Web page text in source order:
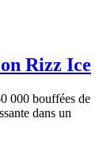
Rizz Ice
000 bouffées de
dans un